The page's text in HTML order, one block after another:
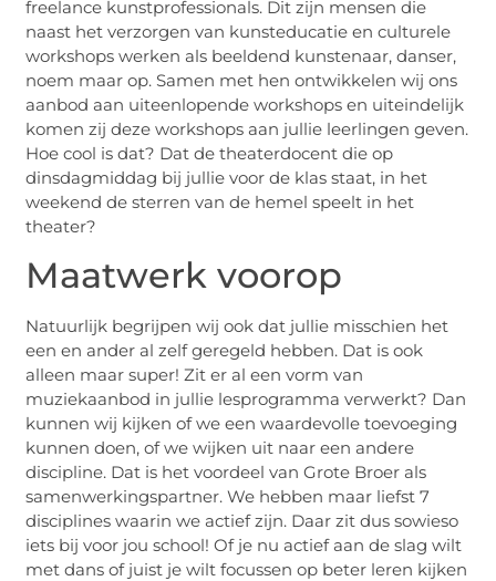
freelance kunstprofessionals. Dit zijn mensen die
naast het verzorgen van kunsteducatie en culturele
workshops werken als beeldend kunstenaar, danser,
noem maar op. Samen met hen ontwikkelen wij ons
aanbod aan uiteenlopende workshops en uiteindelijk
komen zij deze workshops aan jullie leerlingen geven.
Hoe cool is dat? Dat de theaterdocent die op
dinsdagmiddag bij jullie voor de klas staat, in het
weekend de sterren van de hemel speelt in het
theater?
Maatwerk voorop
Natuurlijk begrijpen wij ook dat jullie misschien het
een en ander al zelf geregeld hebben. Dat is ook
alleen maar super! Zit er al een vorm van
muziekaanbod in jullie lesprogramma verwerkt? Dan
kunnen wij kijken of we een waardevolle toevoeging
kunnen doen, of we wijken uit naar een andere
discipline. Dat is het voordeel van Grote Broer als
samenwerkingspartner. We hebben maar liefst 7
disciplines waarin we actief zijn. Daar zit dus sowieso
iets bij voor jou school! Of je nu actief aan de slag wilt
met dans of juist je wilt focussen op beter leren kijken